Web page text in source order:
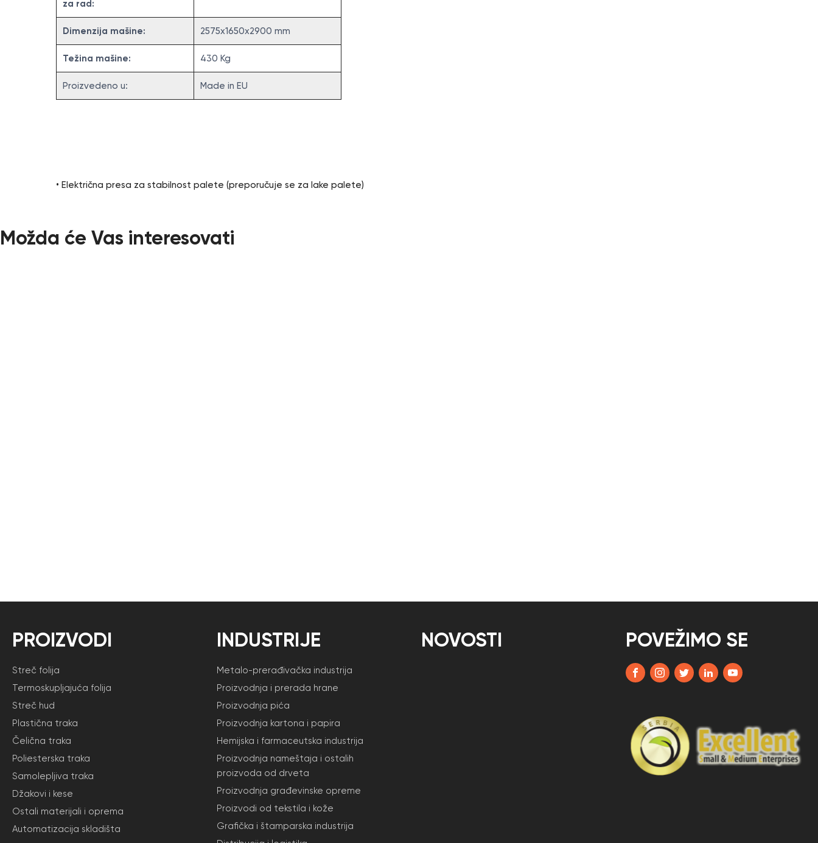
za rad:
Dimenzija mašine: 2575x1650x2900 mm
Težina mašine: 430 Kg
Proizvedeno u: Made in EU
• Električna presa za stabilnost palete (preporučuje se za lake palete)
Možda će Vas interesovati
PROIZVODI
Streč folija
Termoskupljajuća folija
Streč hud
Plastična traka
Čelična traka
Poliesterska traka
Samolepljiva traka
Džakovi i kese
Ostali materijali i oprema
Automatizacija skladišta
INDUSTRIJE
Metalo-prerađivačka industrija
Proizvodnja i prerada hrane
Proizvodnja pića
Proizvodnja kartona i papira
Hemijska i farmaceutska industrija
Proizvodnja nameštaja i ostalih
proizvoda od drveta
Proizvodnja građevinske opreme
Proizvodi od tekstila i kože
Grafička i štamparska industrija
NOVOSTI POVEŽIMO SE